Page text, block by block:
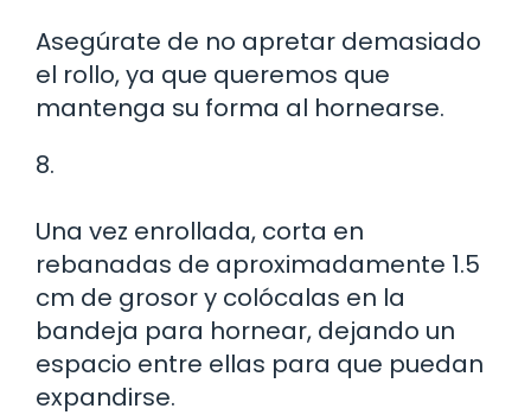
Asegúrate de no apretar demasiado
el rollo, ya que queremos que
mantenga su forma al hornearse.
8.
Una vez enrollada, corta en
rebanadas de aproximadamente 1.5
cm de grosor y colócalas en la
bandeja para hornear, dejando un
espacio entre ellas para que puedan
expandirse.